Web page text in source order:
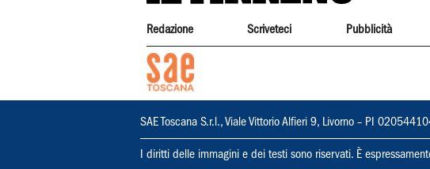
Redazione Scriveteci Pubblicità
SAE Toscana S.r.l., Viale Vittorio Alfieri 9, Livorno – PI
I diritti delle immagini e dei testi sono riservati. È